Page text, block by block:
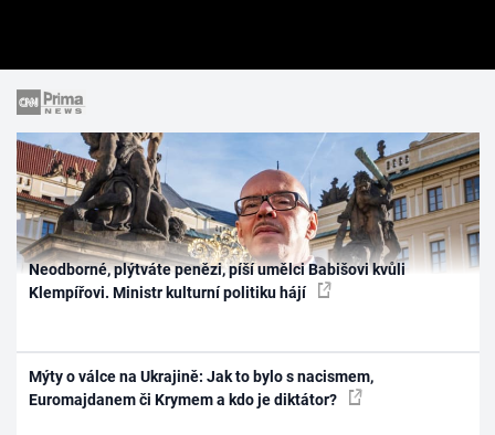
Neodborné, plýtváte penězi, píší umělci Babišovi kvůli
Klempířovi. Ministr kulturní politiku hájí
Mýty o válce na Ukrajině: Jak to bylo s nacismem,
Euromajdanem či Krymem a kdo je diktátor?